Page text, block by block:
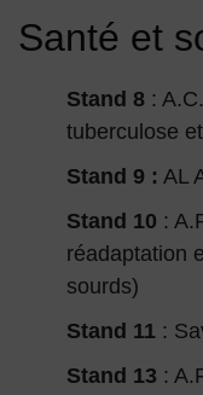
Santé et
Stand 8 :
tuberculose
Stand 9 : AL
Stand 10 :
réadaptation
sourds)
Stand 11 :
Stand 13 :